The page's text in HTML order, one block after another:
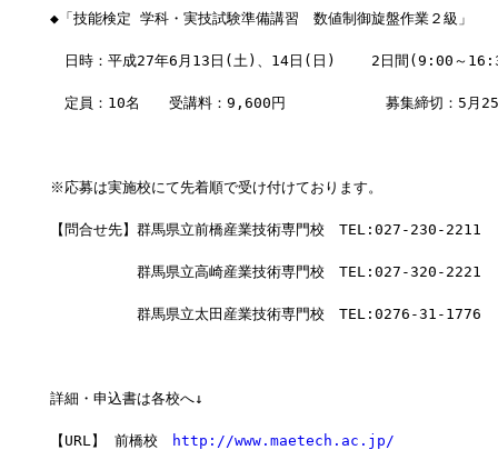
◆「技能検定 学科・実技試験準備講習　数値制御旋盤作業２級」
日時：平成27年6月13日(土)、14日(日)    2日間(9:00～
定員：10名　　受講料：9,600円　　        募集締切：5月
※応募は実施校にて先着順で受け付けております。
【問合せ先】群馬県立前橋産業技術専門校　TEL:027-230-2211
群馬県立高崎産業技術専門校　TEL:027-320-2221
群馬県立太田産業技術専門校　TEL:0276-31-1776
詳細・申込書は各校へ↓
【URL】 前橋校 http://www.maetech.ac.jp/